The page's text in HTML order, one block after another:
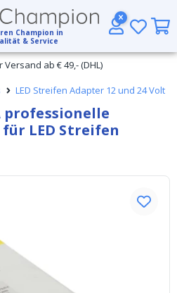
Champion in
& Service
Lagerbestand
ab € 49,- (DHL)
selben Tag verschickt
LED Streifen Adapter 12 und 24 Volt
professionelle
LED Streifen